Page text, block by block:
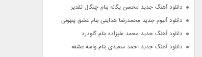
دانلود آهنگ جدید محسن یگانه بنام چنگال تقدیر
دانلود آلبوم جدید محمدرضا هدایتی بنام عشق پنهونی
دانلود آهنگ جدید محمد علیزاده بنام گلودرد
دانلود آهنگ جدید احمد سعیدی بنام واسه عشقه